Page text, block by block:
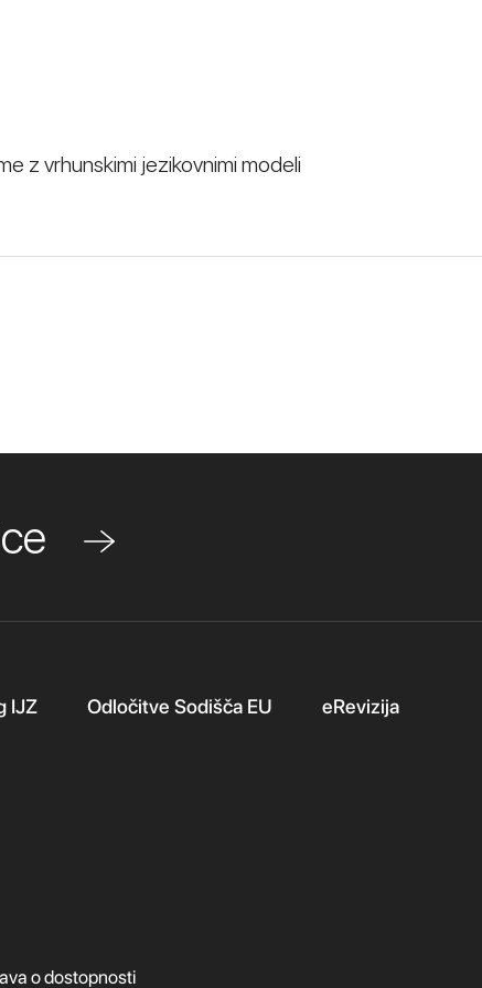
z vrhunskimi jezikovnimi modeli
IJZ Odločitve Sodišča EU eRevizija
o dostopnosti